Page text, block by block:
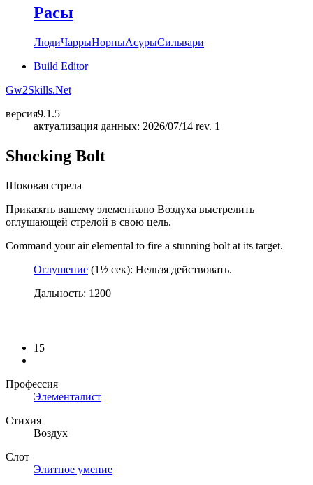
Расы
ЛюдиЧаррыНорныАсурыСильвари
Build Editor
Gw2Skills.Net
версия9.1.5
актуализация данных: 2026/07/14 rev. 1
Shocking Bolt
Шоковая стрела
Приказать вашему элементалю Воздуха выстрелить
оглушающей стрелой в свою цель.
Command your air elemental to fire a stunning bolt at its target.
Оглушение (1½ сек): Нельзя действовать.
Дальность: 1200
15
Профессия
Элементалист
Стихия
Воздух
Слот
Элитное умение